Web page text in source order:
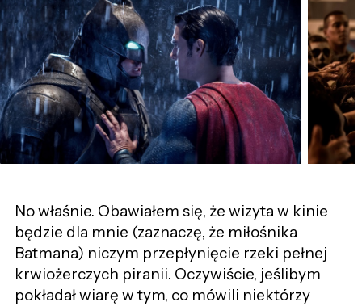
No właśnie. Obawiałem się, że wizyta w kinie
będzie dla mnie (zaznaczę, że miłośnika
Batmana) niczym przepłynięcie rzeki pełnej
krwiożerczych piranii. Oczywiście, jeślibym
pokładał wiarę w tym, co mówili niektórzy